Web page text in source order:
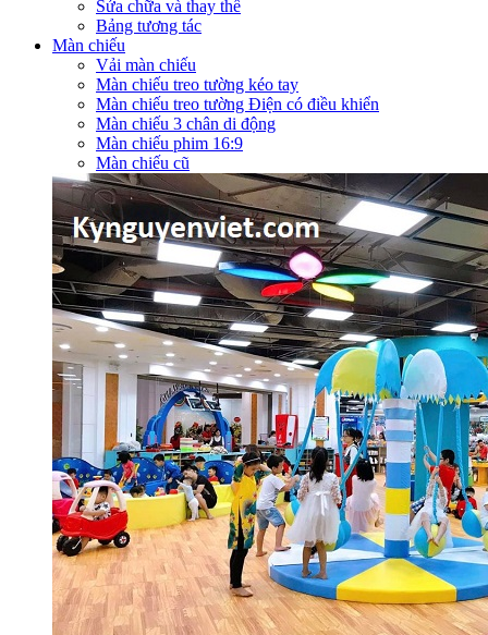
Sửa chữa và thay thế
Bảng tương tác
Màn chiếu
Vải màn chiếu
Màn chiếu treo tường kéo tay
Màn chiếu treo tường Điện có điều khiển
Màn chiếu 3 chân di động
Màn chiếu phim 16:9
Màn chiếu cũ